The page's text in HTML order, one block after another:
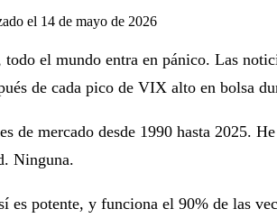
el 14 de mayo de 2026
el mundo entra en pánico. Las
de cada pico de VIX alto en bolsa
de mercado desde 1990 hasta 2025.
Ninguna.
es potente, y funciona el 90% de las